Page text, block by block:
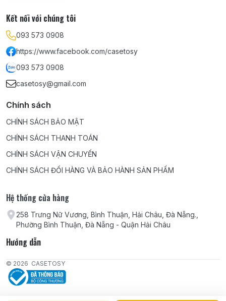
Kết nối với chúng tôi
093 573 0908
https://www.facebook.com/casetosy
093 573 0908
casetosy@gmail.com
Chính sách
CHÍNH SÁCH BẢO MẬT
CHÍNH SÁCH THANH TOÁN
CHÍNH SÁCH VẬN CHUYỂN
CHÍNH SÁCH ĐỔI HÀNG VÀ BẢO HÀNH SẢN PHẨM
Hệ thống cửa hàng
258 Trưng Nữ Vương, Bình Thuận, Hải Châu, Đà Nẵng.,
Phường Bình Thuận, Đà Nẵng - Quận Hải Châu
Hướng dẫn
© 2026 CASETOSY